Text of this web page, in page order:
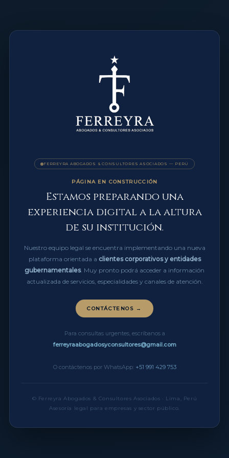
FERREYRA ABOGADOS & CONSULTORES ASOCIADOS — PERÚ
PÁGINA EN CONSTRUCCIÓN
Estamos preparando una
experiencia digital a la altura
de su institución.
Nuestro equipo legal se encuentra implementando una nueva
plataforma orientada a clientes corporativos y entidades
gubernamentales. Muy pronto podrá acceder a información
actualizada de servicios, especialidades y canales de atención.
CONTÁCTENOS →
Para consultas urgentes, escríbanos a
ferreyraabogadosyconsultores@gmail.com
O contáctenos por WhatsApp: +51 991 429 753
© Ferreyra Abogados & Consultores Asociados · Lima, Perú
Asesoría legal para empresas y sector público.